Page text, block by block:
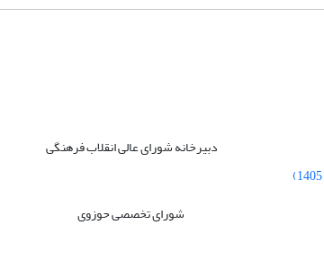
دبیرخانه شورای عالی انقلاب فرهنگی
شورای تخصصی حوزوی